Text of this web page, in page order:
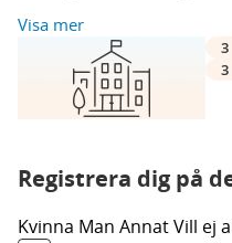
Visa mer
3
3
Registrera dig på
Kvinna Man AnnatVill ej